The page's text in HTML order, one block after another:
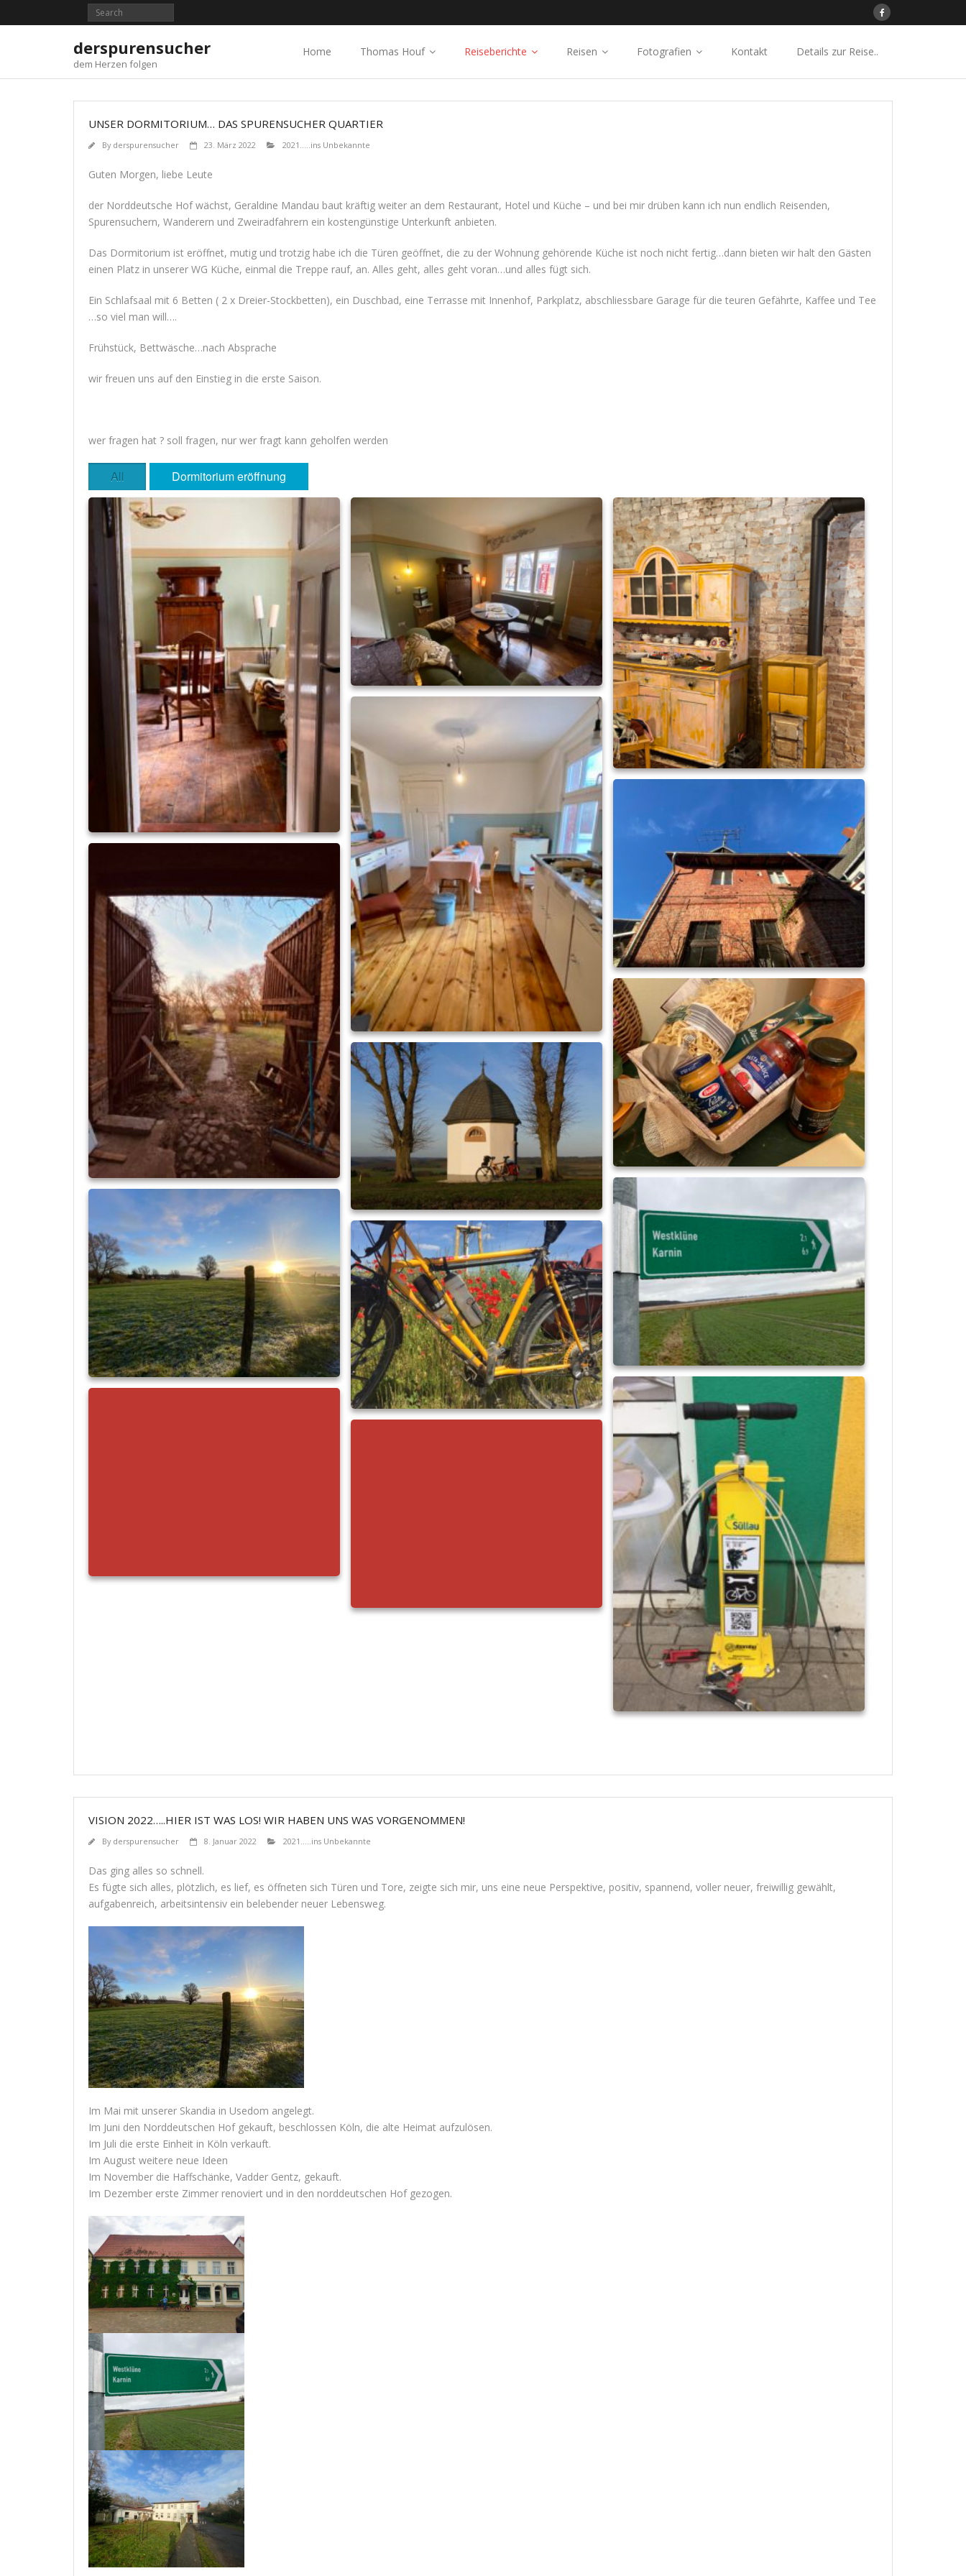
derspurensucher
dem Herzen folgen
Home Thomas Houf Reiseberichte Reisen Fotografien Kontakt Details zur Reise..
UNSER DORMITORIUM… DAS SPURENSUCHER QUARTIER
By derspurensucher 23. März 2022 2021.....ins Unbekannte
Guten Morgen, liebe Leute
der Norddeutsche Hof wächst, Geraldine Mandau baut kräftig weiter an dem Restaurant, Hotel und Küche – und bei mir drüben kann ich nun endlich Reisenden,
Spurensuchern, Wanderern und Zweiradfahrern ein kostengünstige Unterkunft anbieten.
Das Dormitorium ist eröffnet, mutig und trotzig habe ich die Türen geöffnet, die zu der Wohnung gehörende Küche ist noch nicht fertig…dann bieten wir halt den Gästen
einen Platz in unserer WG Küche, einmal die Treppe rauf, an. Alles geht, alles geht voran…und alles fügt sich.
Ein Schlafsaal mit 6 Betten ( 2 x Dreier-Stockbetten), ein Duschbad, eine Terrasse mit Innenhof, Parkplatz, abschliessbare Garage für die teuren Gefährte, Kaffee und Tee
…so viel man will….
Frühstück, Bettwäsche…nach Absprache
wir freuen uns auf den Einstieg in die erste Saison.
wer fragen hat ? soll fragen, nur wer fragt kann geholfen werden
All Dormitorium eröffnung
VISION 2022…..HIER IST WAS LOS! WIR HABEN UNS WAS VORGENOMMEN!
By derspurensucher 8. Januar 2022 2021.....ins Unbekannte
Das ging alles so schnell.
Es fügte sich alles, plötzlich, es lief, es öffneten sich Türen und Tore, zeigte sich mir, uns eine neue Perspektive, positiv, spannend, voller neuer, freiwillig gewählt,
aufgabenreich, arbeitsintensiv ein belebender neuer Lebensweg.
Im Mai mit unserer Skandia in Usedom angelegt.
Im Juni den Norddeutschen Hof gekauft, beschlossen Köln, die alte Heimat aufzulösen.
Im Juli die erste Einheit in Köln verkauft.
Im August weitere neue Ideen
Im November die Haffschänke, Vadder Gentz, gekauft.
Im Dezember erste Zimmer renoviert und in den norddeutschen Hof gezogen.